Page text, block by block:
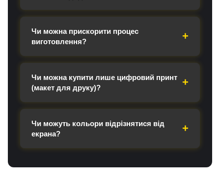
Чи можна прискорити процес
виготовлення?
Чи можна купити лише цифровий принт
(макет для друку)?
Чи можуть кольори відрізнятися від
екрана?